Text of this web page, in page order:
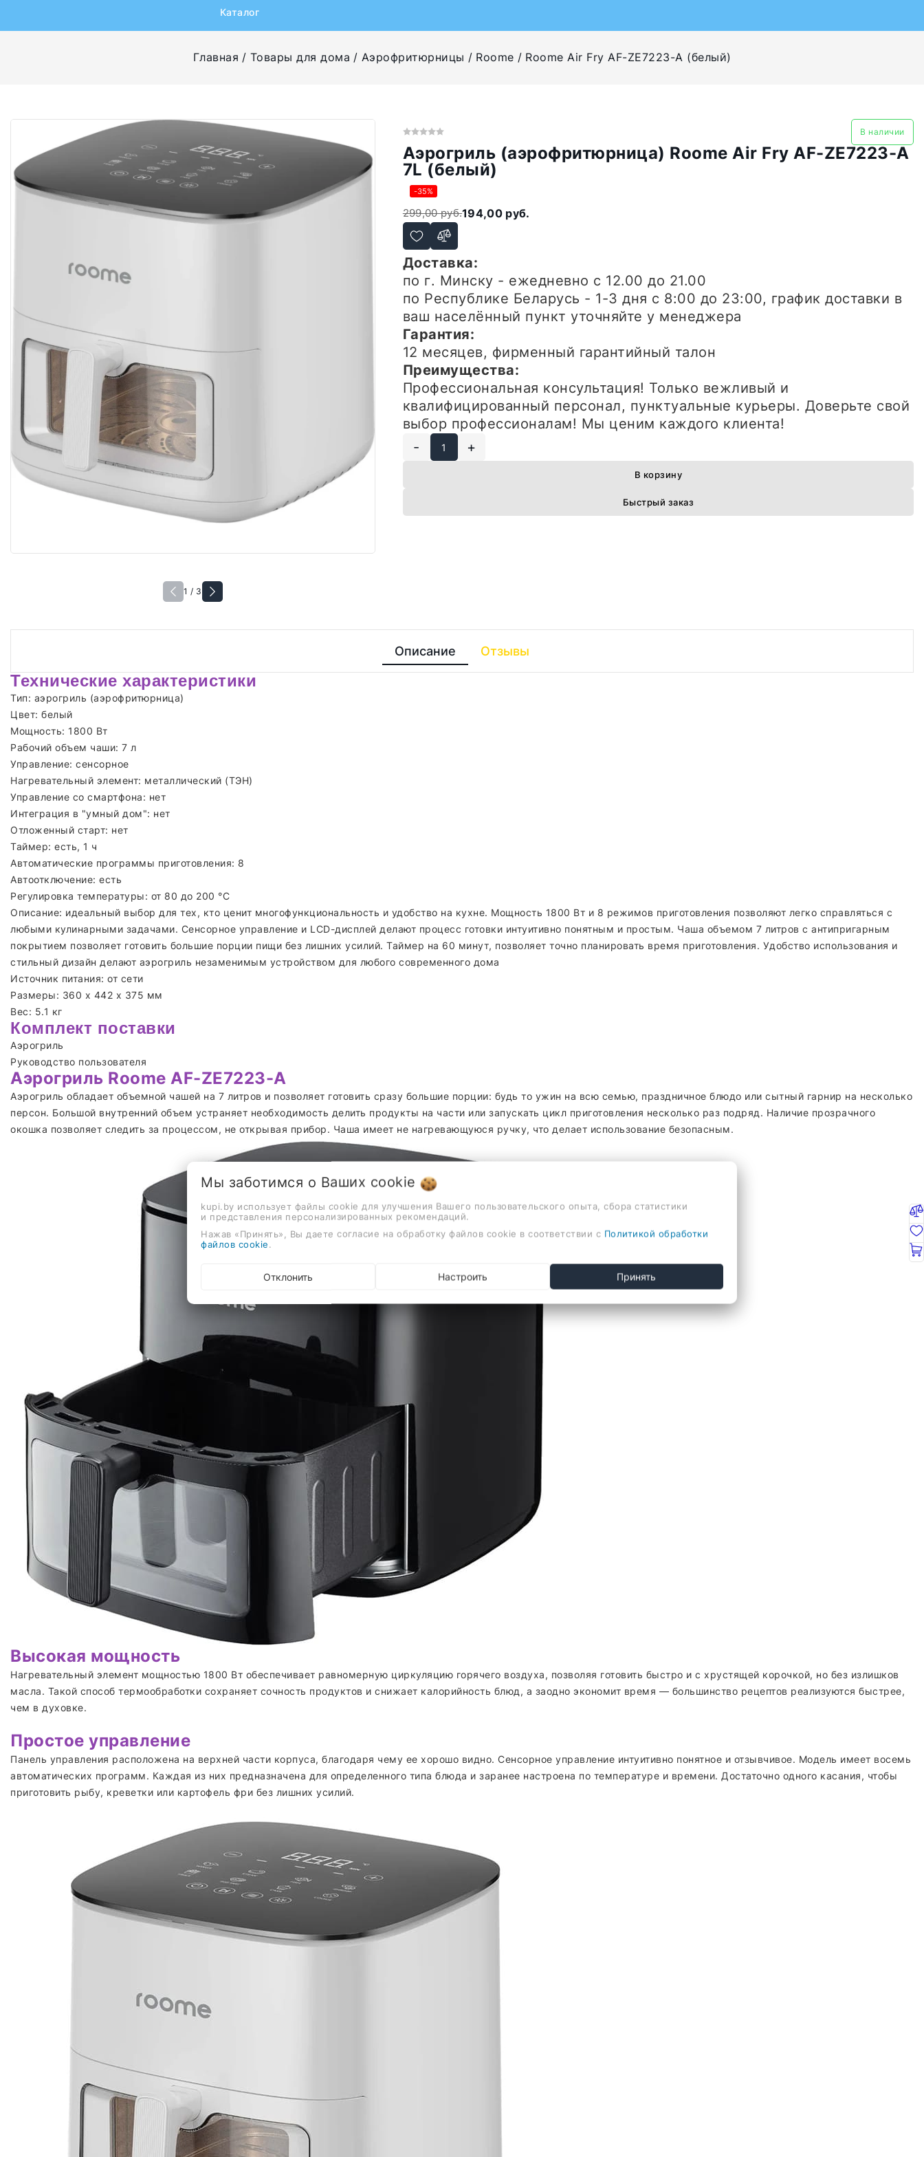
Каталог
Главная Товары для дома Аэрофритюрницы Roome Roome Air Fry AF-ZE7223-A (белый)
1 / 3
В наличии
Аэрогриль (аэрофритюрница) Roome Air Fry AF-ZE7223-A
7L (белый)
-35%
299,00 руб.194,00 руб.
Доставка:
по г. Минску - ежедневно с 12.00 до 21.00
по Республике Беларусь - 1-3 дня с 8:00 до 23:00, график доставки в
ваш населённый пункт уточняйте у менеджера
Гарантия:
12 месяцев, фирменный гарантийный талон
Преимущества:
Профессиональная консультация! Только вежливый и
квалифицированный персонал, пунктуальные курьеры. Доверьте свой
выбор профессионалам! Мы ценим каждого клиента!
-
+
В корзину
Быстрый заказ
Описание Отзывы
Технические характеристики
Тип: аэрогриль (аэрофритюрница)
Цвет: белый
Мощность: 1800 Вт
Рабочий объем чаши: 7 л
Управление: сенсорное
Нагревательный элемент: металлический (ТЭН)
Управление со смартфона: нет
Интеграция в "умный дом": нет
Отложенный старт: нет
Таймер: есть, 1 ч
Автоматические программы приготовления: 8
Автоотключение: есть
Регулировка температуры: от 80 до 200 °C
Описание: идеальный выбор для тех, кто ценит многофункциональность и удобство на кухне. Мощность 1800 Вт и 8 режимов приготовления позволяют легко справляться с
любыми кулинарными задачами. Сенсорное управление и LCD-дисплей делают процесс готовки интуитивно понятным и простым. Чаша объемом 7 литров с антипригарным
покрытием позволяет готовить большие порции пищи без лишних усилий. Таймер на 60 минут, позволяет точно планировать время приготовления. Удобство использования и
стильный дизайн делают аэрогриль незаменимым устройством для любого современного дома
Источник питания: от сети
Размеры: 360 x 442 x 375 мм
Вес: 5.1 кг
Комплект поставки
Аэрогриль
Руководство пользователя
Аэрогриль Roome AF-ZE7223-A
Аэрогриль обладает объемной чашей на 7 литров и позволяет готовить сразу большие порции: будь то ужин на всю семью, праздничное блюдо или сытный гарнир на несколько
персон. Большой внутренний объем устраняет необходимость делить продукты на части или запускать цикл приготовления несколько раз подряд. Наличие прозрачного
окошка позволяет следить за процессом, не открывая прибор. Чаша имеет не нагревающуюся ручку, что делает использование безопасным.
Высокая мощность
Нагревательный элемент мощностью 1800 Вт обеспечивает равномерную циркуляцию горячего воздуха, позволяя готовить быстро и с хрустящей корочкой, но без излишков
масла. Такой способ термообработки сохраняет сочность продуктов и снижает калорийность блюд, а заодно экономит время — большинство рецептов реализуются быстрее,
чем в духовке.
Простое управление
Панель управления расположена на верхней части корпуса, благодаря чему ее хорошо видно. Сенсорное управление интуитивно понятное и отзывчивое. Модель имеет восемь
автоматических программ. Каждая из них предназначена для определенного типа блюда и заранее настроена по температуре и времени. Достаточно одного касания, чтобы
приготовить рыбу, креветки или картофель фри без лишних усилий.
Мы заботимся о Ваших cookie
kupi.by использует файлы cookie для улучшения Вашего пользовательского опыта, сбора статистики
и представления персонализированных рекомендаций.
Нажав «Принять», Вы даете согласие на обработку файлов cookie в соответствии с Политикой обработки
файлов cookie.
Отклонить Настроить Принять